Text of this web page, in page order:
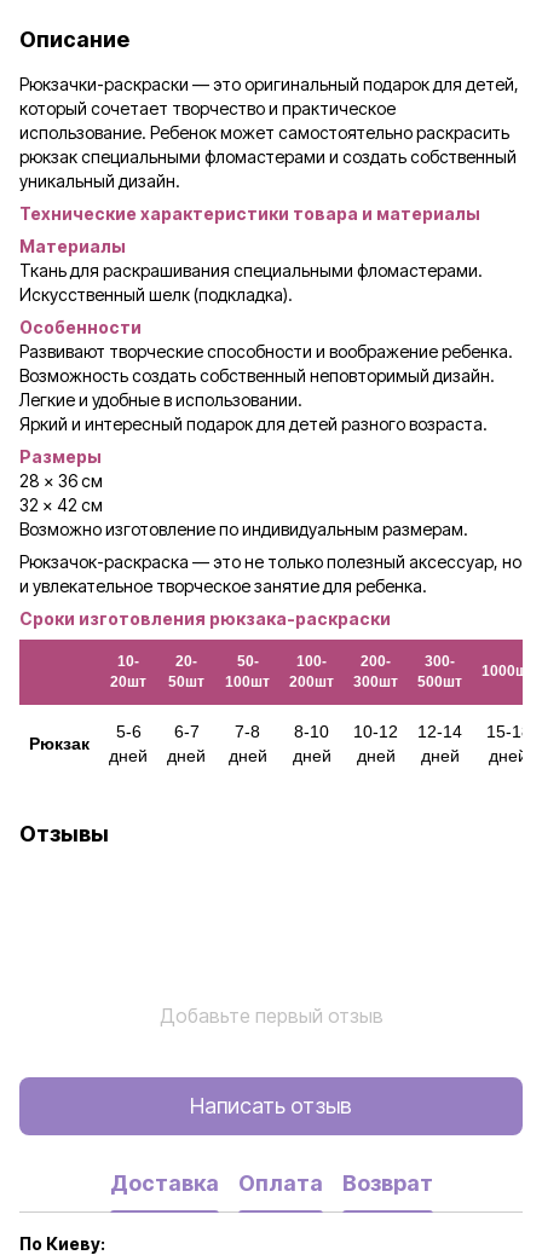
Описание
Рюкзачки-раскраски — это оригинальный подарок для детей,
который сочетает творчество и практическое
использование. Ребенок может самостоятельно раскрасить
рюкзак специальными фломастерами и создать собственный
уникальный дизайн.
Технические характеристики товара и материалы
Материалы
Ткань для раскрашивания специальными фломастерами.
Искусственный шелк (подкладка).
Особенности
Развивают творческие способности и воображение ребенка.
Возможность создать собственный неповторимый дизайн.
Легкие и удобные в использовании.
Яркий и интересный подарок для детей разного возраста.
Размеры
28 × 36 см
32 × 42 см
Возможно изготовление по индивидуальным размерам.
Рюкзачок-раскраска — это не только полезный аксессуар, но
и увлекательное творческое занятие для ребенка.
Сроки изготовления рюкзака-раскраски
10-
20шт
20-
50шт
50-
100шт
100-
200шт
200-
300шт
300-
500шт
1000шт
Рюкзак
5-6
дней
6-7
дней
7-8
дней
8-10
дней
10-12
дней
12-14
дней
15-18
дней
Отзывы
Добавьте первый отзыв
Написать отзыв
Доставка Оплата Возврат
По Киеву: